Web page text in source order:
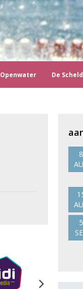
Openwater De
Next
8
5